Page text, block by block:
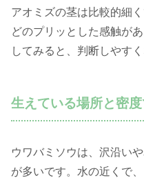
アオミズの茎は比較的細
どのプリッとした感触が
してみると、判断しやすく
生えている場所と密
ウワバミソウは、沢沿い
が多いです。水の近くで